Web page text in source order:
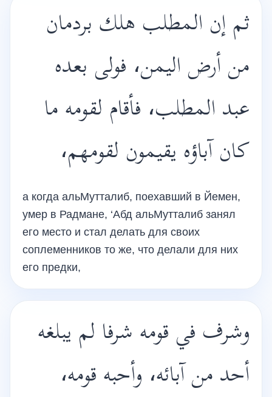
ثم إن المطلب هلك بردمان
من أرض اليمن، فولى بعده
عبد المطلب، فأقام لقومه ما
كان آباؤه يقيمون لقومهم،
а когда альМутталиб, поехавший в Йемен,
умер в Радмане, ‘Абд альМутталиб занял
его место и стал делать для своих
соплеменников то же, что делали для них
его предки,
وشرف في قومه شرفا لم يبلغه
أحد من آبائه، وأحبه قومه،